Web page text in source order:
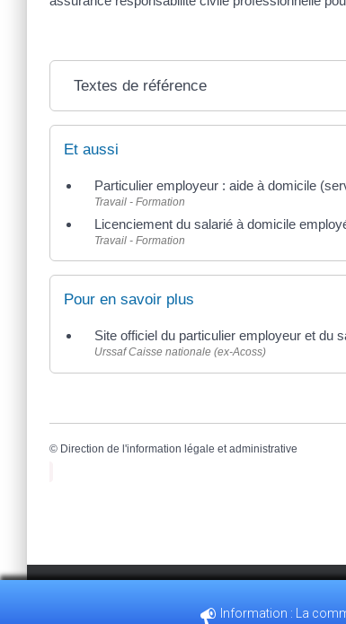
Bienvenue sur le site internet de la commune de villemeux
Textes de référence
Et aussi
Particulier employeur : aide à domicile
Travail - Formation
Licenciement du salarié à domicile
Travail - Formation
Pour en savoir plus
Site officiel du particulier employeur et du
Urssaf Caisse nationale (ex-Acoss)
© Direction de l'information légale et administrative
35, GRANDE RUE 28210 VILLEMEUX-SUR-EURE
Information : La